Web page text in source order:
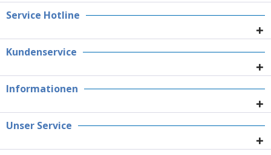
Service Hotline
Kundenservice
Informationen
Unser Service